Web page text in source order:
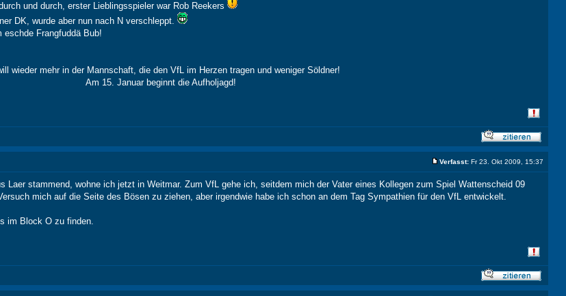
und durch, erster Lieblingsspieler war Rob Reekers
DK, wurde aber nun nach N verschleppt.
Frangfuddä Bub!
wieder mehr in der Mannschaft, die den VfL im Herzen tragen und weniger Söldner!
Am 15. Januar beginnt die Aufholjagd!
Verfasst: Fr 23. Okt 2009, 15:37
Laer stammend, wohne ich jetzt in Weitmar. Zum VfL gehe ich, seitdem mich der Vater eines Kollegen zum Spiel Wattenscheid 09
mich auf die Seite des Bösen zu ziehen, aber irgendwie habe ich schon an dem Tag Sympathien für den VfL entwickelt.
im Block O zu finden.